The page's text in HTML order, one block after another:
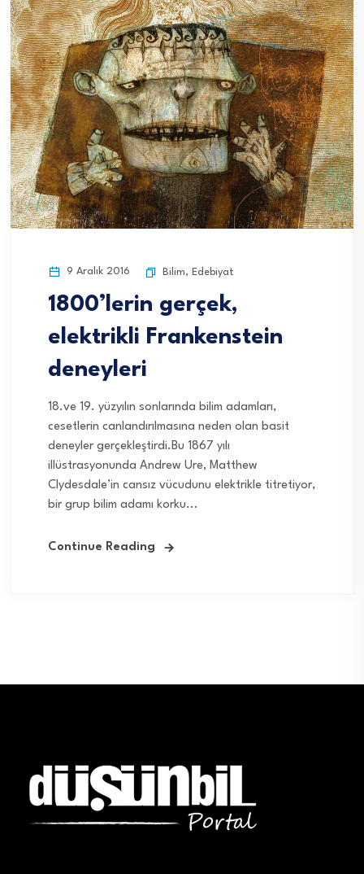
9 Aralık 2016 Bilim, Edebiyat
1800’lerin gerçek,
elektrikli Frankenstein
deneyleri
18.ve 19. yüzyılın sonlarında bilim adamları,
cesetlerin canlandırılmasına neden olan basit
deneyler gerçekleştirdi.Bu 1867 yılı
illüstrasyonunda Andrew Ure, Matthew
Clydesdale’in cansız vücudunu elektrikle titretiyor,
bir grup bilim adamı korku...
Continue Reading